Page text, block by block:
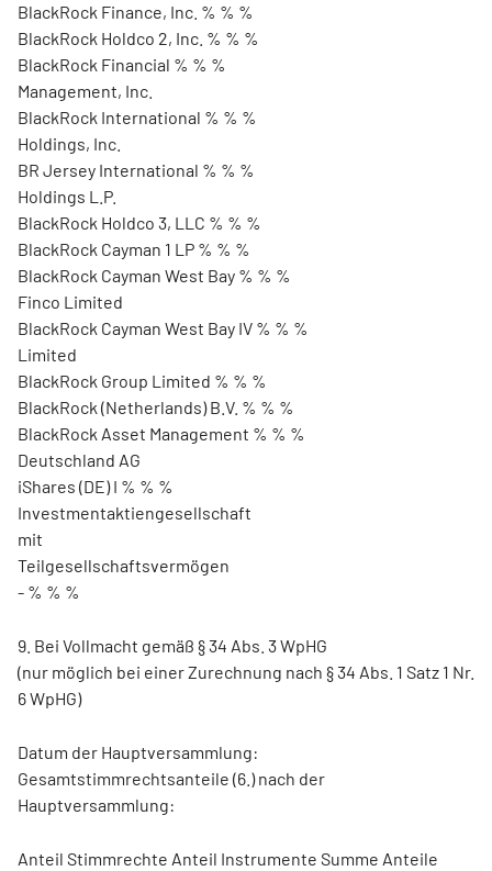
BlackRock Finance, Inc. % % %
BlackRock Holdco 2, Inc. % % %
BlackRock Financial % % %
Management, Inc.
BlackRock International % % %
Holdings, Inc.
BR Jersey International % % %
Holdings L.P.
BlackRock Holdco 3, LLC % % %
BlackRock Cayman 1 LP % % %
BlackRock Cayman West Bay % % %
Finco Limited
BlackRock Cayman West Bay IV % % %
Limited
BlackRock Group Limited % % %
BlackRock (Netherlands) B.V. % % %
BlackRock Asset Management % % %
Deutschland AG
iShares (DE) I % % %
Investmentaktiengesellschaft
mit
Teilgesellschaftsvermögen
- % % %
9. Bei Vollmacht gemäß § 34 Abs. 3 WpHG
(nur möglich bei einer Zurechnung nach § 34 Abs. 1 Satz 1 Nr.
6 WpHG)
Datum der Hauptversammlung:
Gesamtstimmrechtsanteile (6.) nach der
Hauptversammlung:
Anteil Stimmrechte Anteil Instrumente Summe Anteile